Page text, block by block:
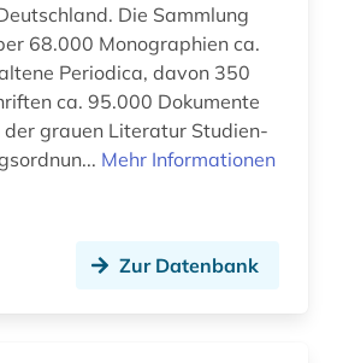
sachsen-anhalt (1)
Die Sammlung
Periodica, davon 350
Literatur Studien-
Mehr Informationen
Zur Datenbank